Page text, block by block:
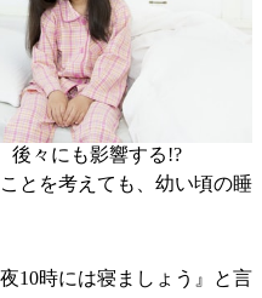
後々にも影響する!?
とを考えても、幼い頃の睡
10時には寝ましょう』と言